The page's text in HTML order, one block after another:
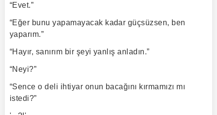
“Evet.”
“Eğer bunu yapamayacak kadar güçsüzsen, ben
yaparım.”
“Hayır, sanırım bir şeyi yanlış anladın.”
“Neyi?”
“Sence o deli ihtiyar onun bacağını kırmamızı mı
istedi?”